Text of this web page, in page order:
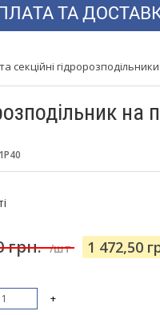
ТА
секційні
на
1Р40
грн. /шт 1 472,50
+